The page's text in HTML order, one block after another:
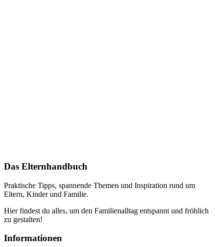
Das Elternhandbuch
Praktische Tipps, spannende Themen und Inspiration rund um
Eltern, Kinder und Familie.
Hier findest du alles, um den Familienalltag entspannt und fröhlich
zu gestalten!
Informationen